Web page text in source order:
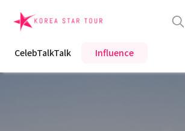
CelebTalkTalk Influence